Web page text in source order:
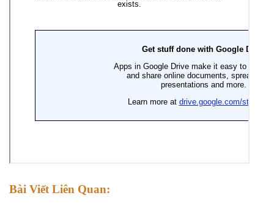
Bài Viết Liên Quan: